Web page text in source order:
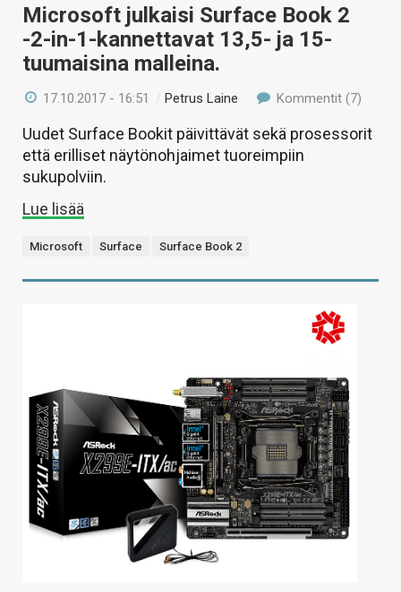
Microsoft julkaisi Surface Book 2
-2-in-1-kannettavat 13,5- ja 15-
tuumaisina malleina.
17.10.2017 - 16:51 /Petrus Laine Kommentit (7)
Uudet Surface Bookit päivittävät sekä prosessorit
että erilliset näytönohjaimet tuoreimpiin
sukupolviin.
Lue lisää
Microsoft Surface Surface Book 2